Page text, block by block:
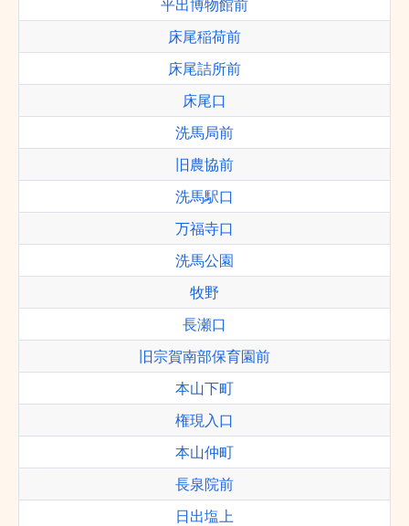
平出博物館前
床尾稲荷前
床尾詰所前
床尾口
洗馬局前
旧農協前
洗馬駅口
万福寺口
洗馬公園
牧野
長瀬口
旧宗賀南部保育園前
本山下町
権現入口
本山仲町
長泉院前
日出塩上